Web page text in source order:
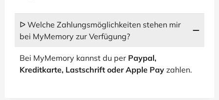
ᐅ Welche Zahlungsmöglichkeiten stehen mir
bei MyMemory zur Verfügung?
Bei MyMemory kannst du per Paypal,
Kreditkarte, Lastschrift oder Apple Pay zahlen.